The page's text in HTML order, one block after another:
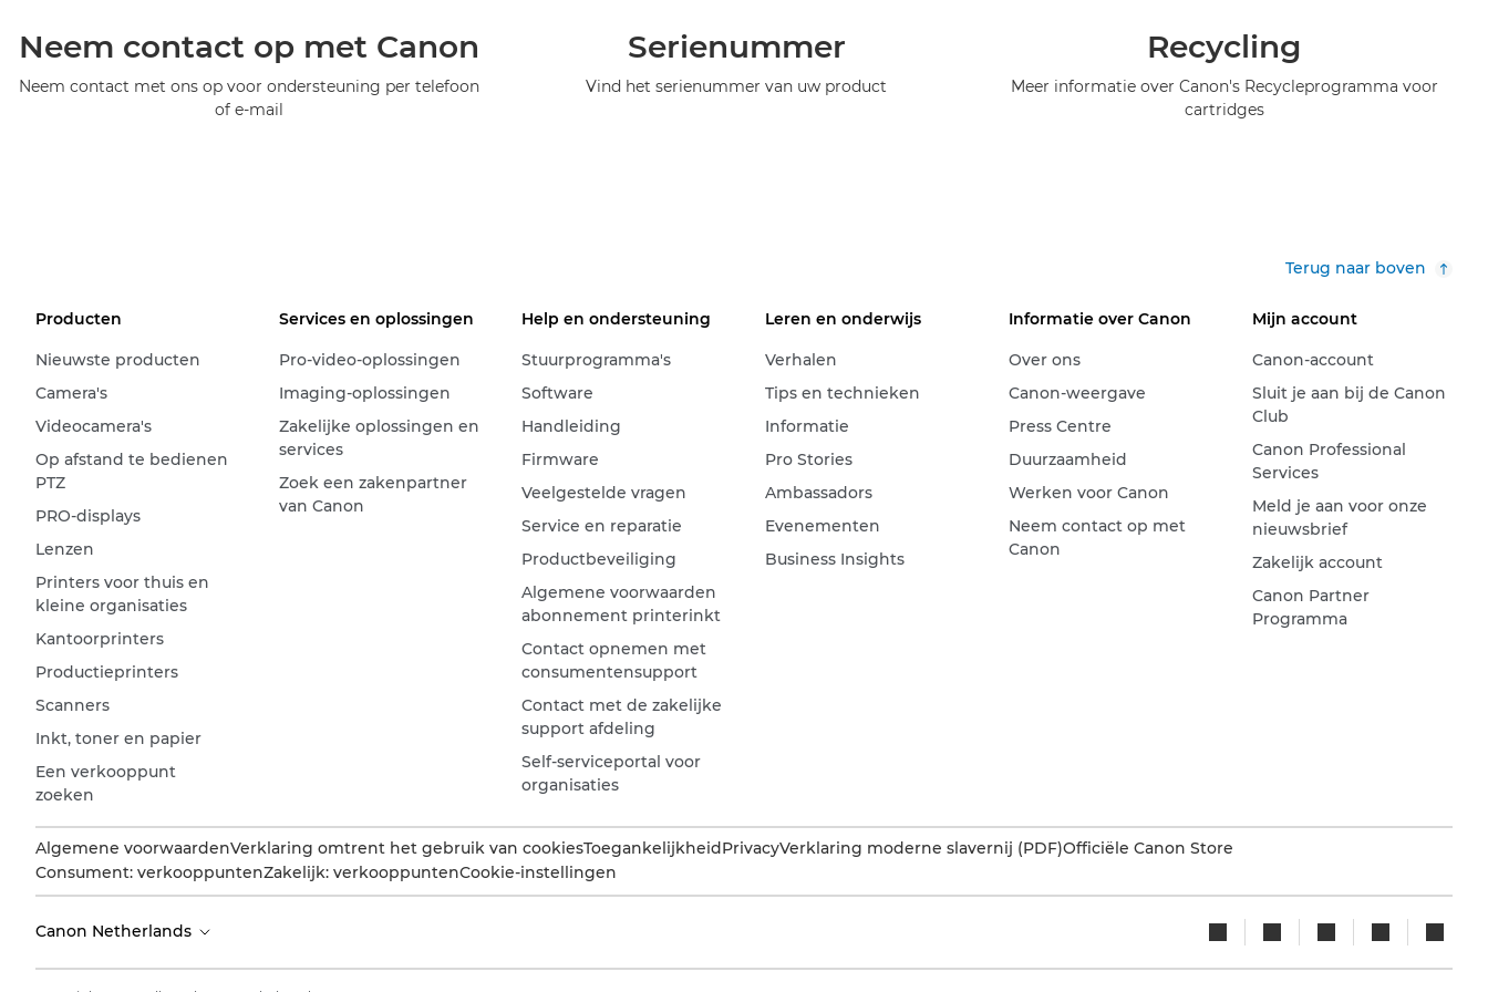
Neem contact op met Canon
Neem contact met ons op voor ondersteuning per telefoon
of e-mail
Serienummer
Vind het serienummer van uw product
Recycling
Meer informatie over Canon's Recycleprogramma voor
cartridges
Terug naar boven
Producten
Nieuwste producten
Camera's
Videocamera's
Op afstand te bedienen
PTZ
PRO-displays
Lenzen
Printers voor thuis en
kleine organisaties
Kantoorprinters
Productieprinters
Scanners
Inkt, toner en papier
Een verkooppunt
zoeken
Services en oplossingen
Pro-video-oplossingen
Imaging-oplossingen
Zakelijke oplossingen en
services
Zoek een zakenpartner
van Canon
Help en ondersteuning
Stuurprogramma's
Software
Handleiding
Firmware
Veelgestelde vragen
Service en reparatie
Productbeveiliging
Algemene voorwaarden
abonnement printerinkt
Contact opnemen met
consumentensupport
Contact met de zakelijke
support afdeling
Self-serviceportal voor
organisaties
Leren en onderwijs
Verhalen
Tips en technieken
Informatie
Pro Stories
Ambassadors
Evenementen
Business Insights
Informatie over Canon
Over ons
Canon-weergave
Press Centre
Duurzaamheid
Werken voor Canon
Neem contact op met
Canon
Mijn account
Canon-account
Sluit je aan bij de Canon
Club
Canon Professional
Services
Meld je aan voor onze
nieuwsbrief
Zakelijk account
Canon Partner
Programma
Algemene voorwaardenVerklaring omtrent het gebruik van cookiesToegankelijkheidPrivacyVerklaring moderne slavernij (PDF)Officiële Canon Store
Consument: verkooppuntenZakelijk: verkooppuntenCookie-instellingen
Canon Netherlands